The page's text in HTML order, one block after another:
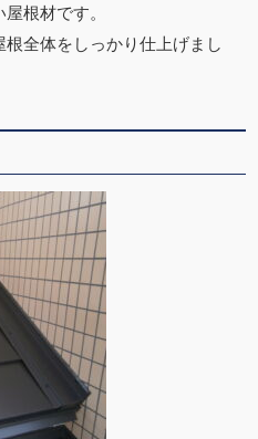
根材です。
全体をしっかり仕上げまし